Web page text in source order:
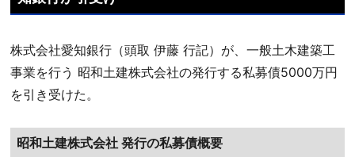
株式会社愛知銀行（頭取 伊藤 行記）が、一般土木建築工
事業を行う 昭和土建株式会社の発行する私募債5000万円
を引き受けた。
昭和土建株式会社 発行の私募債概要